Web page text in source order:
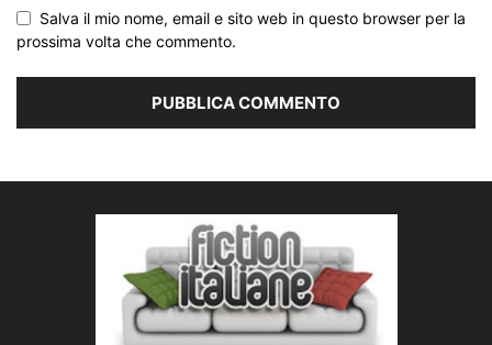
Salva il mio nome, email e sito web in questo browser per la
prossima volta che commento.